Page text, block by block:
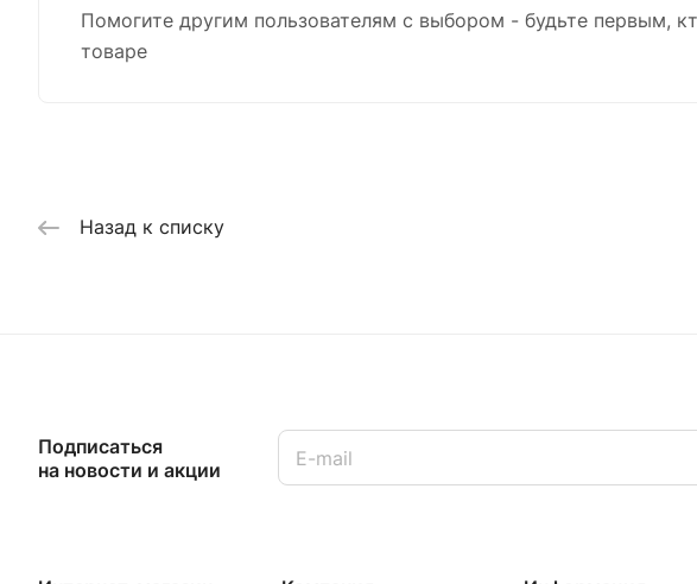
Помогите другим пользователям с выбором - будьте первым,
товаре
Назад к списку
Подписаться
на новости и акции